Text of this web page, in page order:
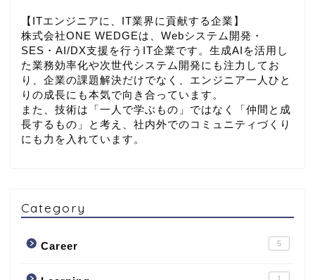
【ITエンジニアに、IT業界に貢献する企業】
株式会社ONE WEDGEは、Webシステム開発・
SES・AI/DX支援を行うIT企業です。生成AIを活用し
た業務効率化や次世代システム開発にも注力してお
り、企業の課題解決だけでなく、エンジニア一人ひと
りの成長にも本気で向き合っています。
また、技術は「一人で学ぶもの」ではなく「仲間と成
長するもの」と考え、社内外でのコミュニティづくり
にも力を入れています。
Category
Career 5